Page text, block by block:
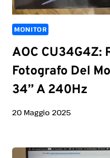
MONITOR
AOC CU34G4Z:
Fotografo Del
34” A 240Hz
20 Maggio 2025